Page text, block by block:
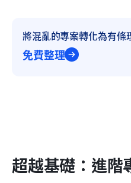
將混亂的專案轉化為有條
免費整理
超越基礎：進階